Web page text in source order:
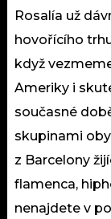
Rosalía už
hovořícího
když
Ameriky i
současné
skupinami
z Barcelony
flamenca,
nenajdete v